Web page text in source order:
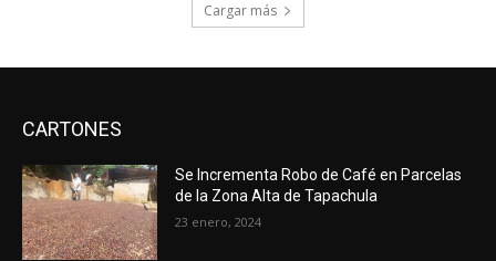
Cargar más
CARTONES
Se Incrementa Robo de Café en Parcelas
de la Zona Alta de Tapachula
23 enero, 2024